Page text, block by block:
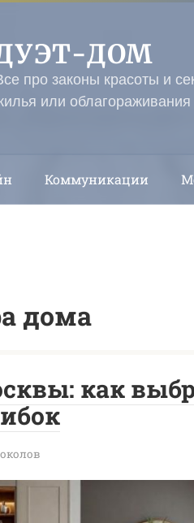
ДОМ
про законы красоты и
или облагораживания
Коммуникации
дома
как